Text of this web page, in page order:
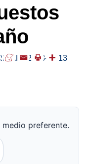
/2018-11-13
preferente.